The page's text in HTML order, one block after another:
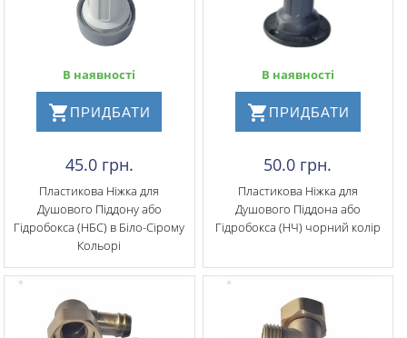
В наявності
ПРИДБАТИ
45.0 грн.
Пластикова Ніжка для
Душового Піддону або
Гідробокса (НБС) в Біло-Сірому
Кольорі
В наявності
ПРИДБАТИ
50.0 грн.
Пластикова Ніжка для
Душового Піддона або
Гідробокса (НЧ) чорний колір